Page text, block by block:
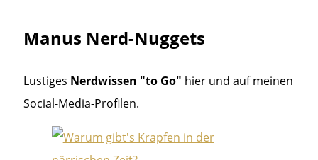
Manus Nerd-Nuggets
Lustiges Nerdwissen "to Go" hier und auf meinen
Social-Media-Profilen.